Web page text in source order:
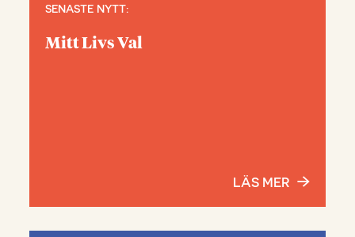
SENASTE NYTT:
Mitt Livs Val
LÄS MER